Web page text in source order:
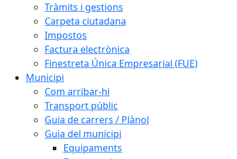
Tràmits i gestions
Carpeta ciutadana
Impostos
Factura electrònica
Finestreta Única Empresarial (FUE)
Municipi
Com arribar-hi
Transport públic
Guia de carrers / Plànol
Guia del municipi
Equipaments